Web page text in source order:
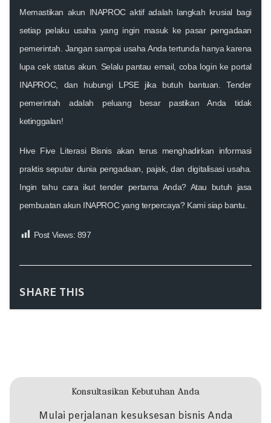
Memastikan akun INAPROC aktif adalah langkah krusial bagi
setiap pelaku usaha yang ingin masuk ke pasar pengadaan
pemerintah . Jangan sampai usaha Anda tertunda hanya karena
lupa cek status akun. Selalu pantau email, coba login ke portal
INAPROC, dan hubungi LPSE jika butuh bantuan.Tender
pemerintah adalah peluang besar pastikan Anda tidak
ketinggalan!
Hive Five Literasi Bisnisakan terus menghadirkan informasi
praktis seputar dunia pengadaan, pajak, dan digitalisasi usaha.
Ingin tahu cara ikut tender pertama Anda?Atau butuh jasa
pembuatan akun INAPROC yang terpercaya?Kami siap bantu.
Post Views: 897
SHARE THIS
Konsultasikan Kebutuhan Anda
Mulai perjalanan kesuksesan bisnis Anda